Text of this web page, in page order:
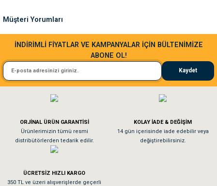
Bu ürüne benzer farklı alternatifler olmalı.
Gönder
Müşteri Yorumları
Sa**** Ta******
Kedim taze mamaya bayıldı kargo fimrasın da bir sorun yaşadım ve arkadaşlar
El**** Ek******
Köpeğim bayıldı hediyeler için teşekkürler
As**** Tu******
Tavşanım kafesinin kalitesine ve paketlemesine bayıldım
Sa**** On******
İNDİRİMLİ FİYATLAR VE KAMPANYALAR İÇİN BÜLTENİMİZE
ABONE OL!
Kaydet
ORJİNAL ÜRÜN GARANTİSİ
Ürünlerimizin tümü resmi
distribütörlerden tedarik edilir.
KOLAY İADE & DEĞİŞİM
14 gün içerisinde iade edebilir veya
değiştirebilirsiniz.
ÜCRETSİZ HIZLI KARGO
350 TL ve üzeri alışverişlerde geçerli